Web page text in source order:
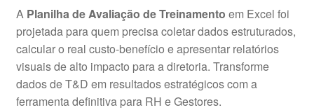
original
era:
R$69,99.
atual
é:
R$39,99.
A Planilha de Avaliação de Treinamento em Excel foi
projetada para quem precisa coletar dados estruturados,
calcular o real custo-benefício e apresentar relatórios
visuais de alto impacto para a diretoria. Transforme
dados de T&D em resultados estratégicos com a
ferramenta definitiva para RH e Gestores.